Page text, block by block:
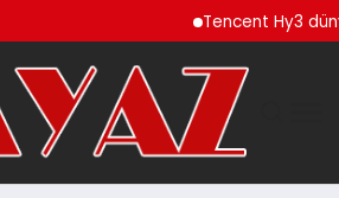
Tencent Hy3 dünya